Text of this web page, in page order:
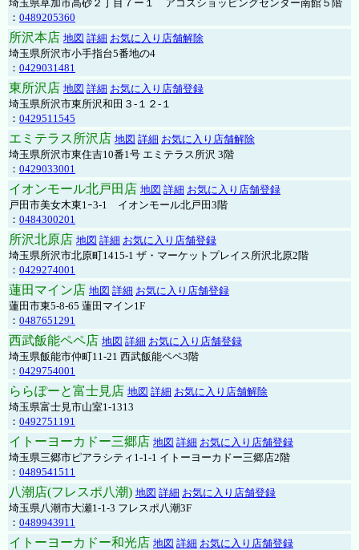
埼玉県草加市高砂２丁目７ー１ アコスショッピングセンター南館５階
： 0489205360
所沢本店 地図 詳細 お気に入り店舗解除
埼玉県所沢市小手指台5番地の4
： 0429031481
東所沢店 地図 詳細 お気に入り店舗登録
埼玉県所沢市東所沢和田３-１２-１
： 0429511545
エミテラス所沢店 地図 詳細 お気に入り店舗解除
埼玉県所沢市東住吉10番1号 エミテラス所沢 3階
： 0429033001
イオンモール北戸田店 地図 詳細 お気に入り店舗登録
戸田市美女木東1ｰ3‐1 イオンモール北戸田3階
： 0484300201
所沢北原店 地図 詳細 お気に入り店舗登録
埼玉県所沢市北原町1415-1 ザ・マーケットプレイス所沢北原2階
： 0429274001
蓮田マイン店 地図 詳細 お気に入り店舗登録
蓮田市東5-8-65 蓮田マイン1F
： 0487651291
西武飯能ペペ店 地図 詳細 お気に入り店舗登録
埼玉県飯能市仲町11-21 西武飯能ペペ3階
： 0429754001
ららぽーと富士見店 地図 詳細 お気に入り店舗解除
埼玉県富士見市山室1-1313
： 0492751191
イトーヨーカドー三郷店 地図 詳細 お気に入り店舗登録
埼玉県三郷市ピアラシティ1-1-1 イトーヨーカドー三郷店2階
： 0489541511
八潮店(フレスポ八潮) 地図 詳細 お気に入り店舗登録
埼玉県八潮市大瀬1-1-3 フレスポ八潮3F
： 0489943911
イトーヨーカドー和光店 地図 詳細 お気に入り店舗登録